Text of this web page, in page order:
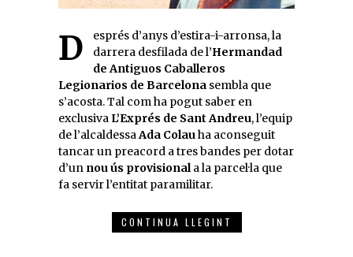
Després d’anys d’estira-i-arronsa, la darrera desfilada de l’Hermandad
de Antiguos Caballeros
Legionarios de Barcelona sembla que
s’acosta. Tal com ha pogut saber en
exclusiva L’Exprés de Sant Andreu, l’equip
de l’alcaldessaAda Colauha aconseguit
tancar un preacord a tres bandes per dotar
d’un nou ús provisionala la parcel·la que
fa servir l’entitat paramilitar.
CONTINUA LLEGINT